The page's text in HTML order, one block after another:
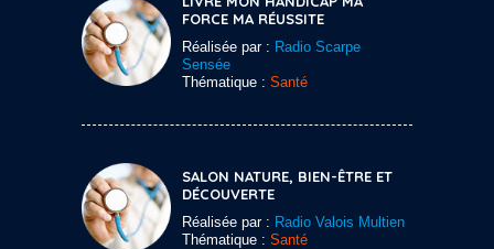
FORCE MA RÉUSSITE
Réalisée par : Radio Scarpe
Sensée
Thématique : Santé
SALON NATURE, BIEN-ÊTRE ET
DÉCOUVERTE
Réalisée par : Radio Valois Multien
Thématique : Santé